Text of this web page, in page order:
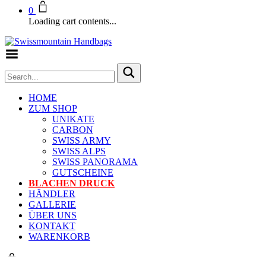
0
Loading cart contents...
HOME
ZUM SHOP
UNIKATE
CARBON
SWISS ARMY
SWISS ALPS
SWISS PANORAMA
GUTSCHEINE
BLACHEN DRUCK
HÄNDLER
GALLERIE
ÜBER UNS
KONTAKT
WARENKORB